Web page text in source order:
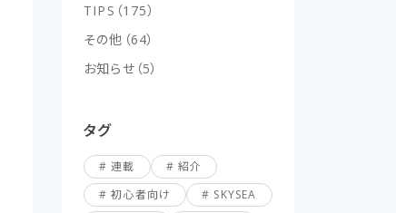
TIPS （175）
その他 （64）
お知らせ （5）
タグ
連載
紹介
初心者向け
SKYSEA